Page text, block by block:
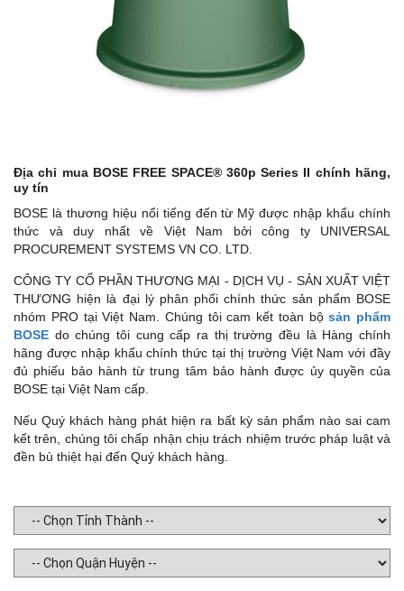
Địa chỉ mua BOSE FREE SPACE® 360p Series II chính hãng,
uy tín
BOSE là thương hiệu nổi tiếng đến từ Mỹ được nhập khẩu chính
thức và duy nhất về Việt Nam bởi công ty UNIVERSAL
PROCUREMENT SYSTEMS VN CO. LTD.
CÔNG TY CỔ PHẦN THƯƠNG MẠI - DỊCH VỤ - SẢN XUẤT VIỆT
THƯƠNG hiện là đại lý phân phối chính thức sản phẩm BOSE
nhóm PRO tại Việt Nam. Chúng tôi cam kết toàn bộsản phẩm
BOSE do chúng tôi cung cấp ra thị trường đều là Hàng chính
hãng được nhập khẩu chính thức tại thị trường Việt Nam với đầy
đủ phiếu bảo hành từ trung tâm bảo hành được ủy quyền của
BOSE tại Việt Nam cấp.
Nếu Quý khách hàng phát hiện ra bất kỳ sản phẩm nào sai cam
kết trên, chúng tôi chấp nhận chịu trách nhiệm trước pháp luật và
đền bù thiệt hại đến Quý khách hàng.